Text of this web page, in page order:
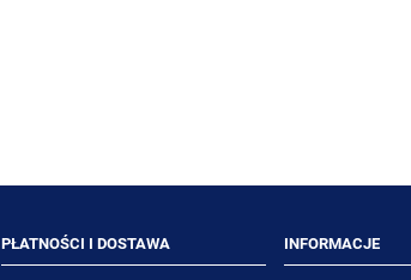
PŁATNOŚCI I DOSTAWA INFORMACJE